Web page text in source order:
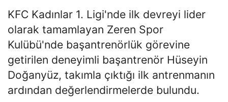
KFC Kadınlar 1. Ligi'nde ilk devreyi lider
olarak tamamlayan Zeren Spor
Kulübü'nde başantrenörlük görevine
getirilen deneyimli başantrenör Hüseyin
Doğanyüz, takımla çıktığı ilk antrenmanın
ardından değerlendirmelerde bulundu.